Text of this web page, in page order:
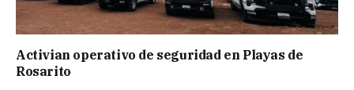
Activian operativo de seguridad en Playas de
Rosarito